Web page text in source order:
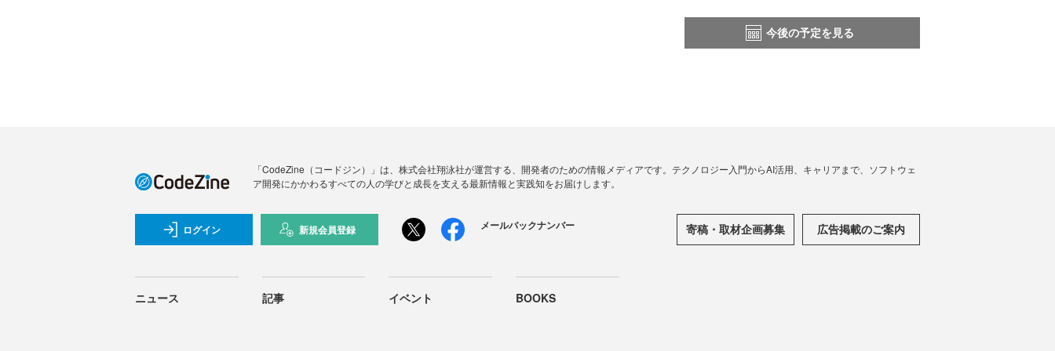
今後の予定を見る
「CodeZine（コードジン）」は、株式会社翔泳社が運営する、開発者のための情報メディアです。テクノロジー入門からAI活用、キャリアまで、ソフトウェ
ア開発にかかわるすべての人の学びと成長を支える最新情報と実践知をお届けします。
ログイン 新規会員登録 メールバックナンバー 寄稿・取材企画募集 広告掲載のご案内
ニュース 記事 イベント BOOKS